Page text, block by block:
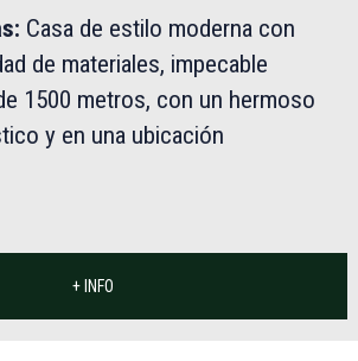
Casa de estilo moderna con
de materiales, impecable
1500 metros, con un hermoso
y en una ubicación
+ INFO